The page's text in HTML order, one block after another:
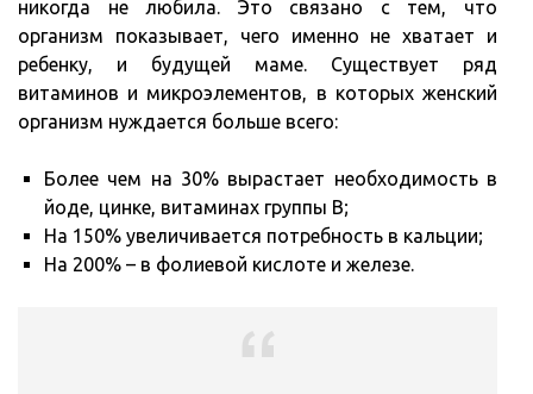
никогда не любила. Это связано с тем, что
организм показывает, чего именно не хватает и
ребенку, и будущей маме. Существует ряд
витаминов и микроэлементов, в которых женский
организм нуждается больше всего:
Более чем на 30% вырастает необходимость в
йоде, цинке, витаминах группы В;
На 150% увеличивается потребность в кальции;
На 200% – в фолиевой кислоте и железе.